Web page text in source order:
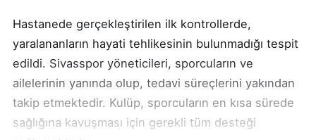
Hastanede gerçekleştirilen ilk kontrollerde,
yaralananların hayati tehlikesinin bulunmadığı tespit
edildi. Sivasspor yöneticileri, sporcuların ve
ailelerinin yanında olup, tedavi süreçlerini yakından
takip etmektedir. Kulüp, sporcuların en kısa sürede
sağlığına kavuşması için gerekli tüm desteği